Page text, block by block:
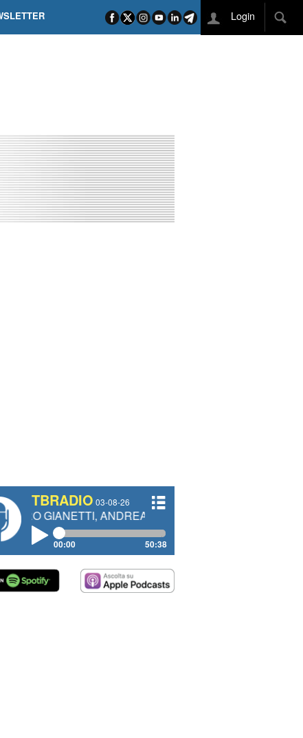
INCORONA CARAPAZ
DI PHILIPSEN SU SCHMID E KOOIJ
Login
TBRADIO 03-08-26
ANDREA VENDRAME, FILIPPO FIORELLI
00:00 50:38